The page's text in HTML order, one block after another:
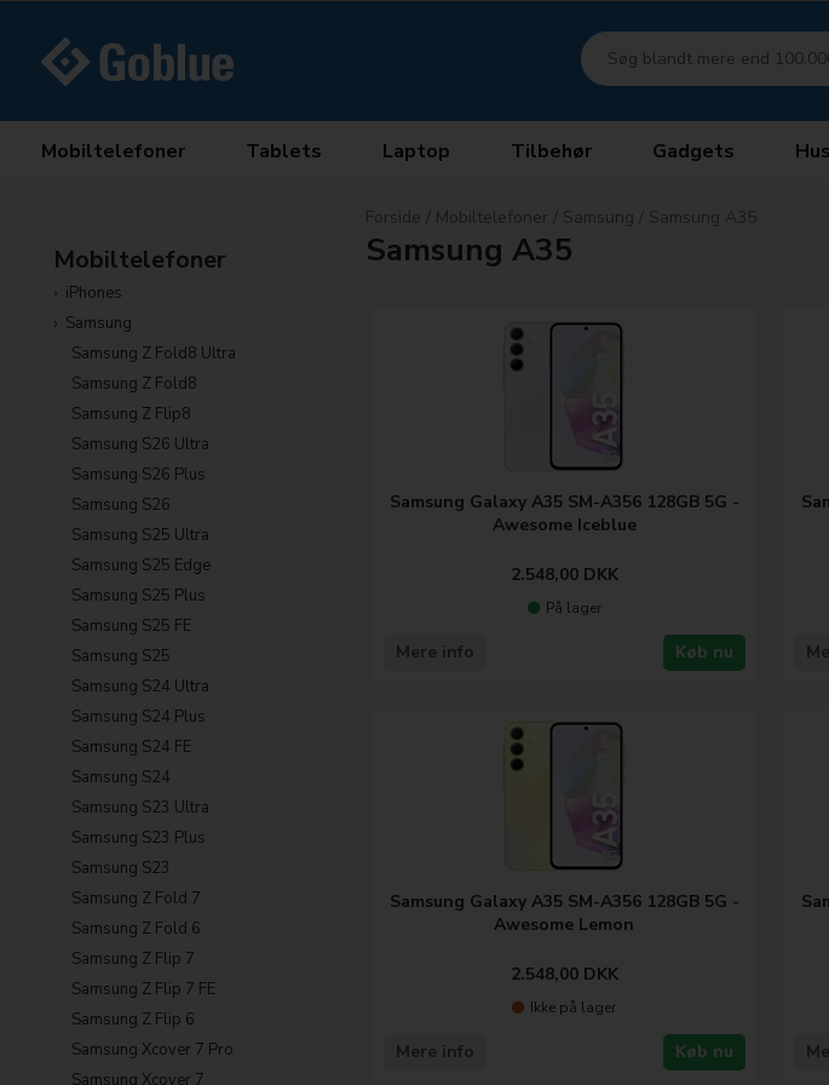
Mobiltelefoner Tablets Laptop Tilbehør Gadgets
Mobiltelefoner
iPhones
Samsung
Samsung Z Fold8 Ultra
Samsung Z Fold8
Samsung Z Flip8
Samsung S26 Ultra
Samsung S26 Plus
Samsung S26
Samsung S25 Ultra
Samsung S25 Edge
Samsung S25 Plus
Samsung S25 FE
Samsung S25
Samsung S24 Ultra
Samsung S24 Plus
Samsung S24 FE
Samsung S24
Samsung S23 Ultra
Samsung S23 Plus
Samsung S23
Samsung Z Fold 7
Samsung Z Fold 6
Samsung Z Flip 7
Samsung Z Flip 7 FE
Samsung Z Flip 6
Samsung Xcover 7 Pro
Samsung Xcover 7
Forside / Mobiltelefoner / Samsung / Samsung A35
Samsung A35
Samsung Galaxy A35 SM-A356 128GB 5G -
Awesome Iceblue
2.548,00 DKK
På lager
Køb nu
Mere info
Samsung Galaxy A35 SM-A356 128GB 5G -
Awesome Lemon
2.548,00 DKK
Ikke på lager
Køb nu
Mere info